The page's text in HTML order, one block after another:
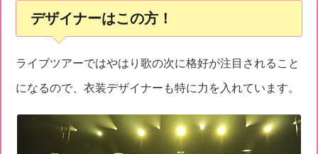
デザイナーはこの方！
ライブツアーではやはり歌の次に格好が注目されること
になるので、衣装デザイナーも特に力を入れています。